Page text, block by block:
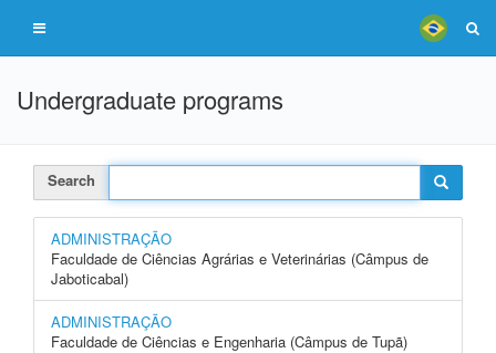
Undergraduate programs
Search
ADMINISTRAÇÃO
Faculdade de Ciências Agrárias e Veterinárias (Câmpus de
Jaboticabal)
ADMINISTRAÇÃO
Faculdade de Ciências e Engenharia (Câmpus de Tupã)